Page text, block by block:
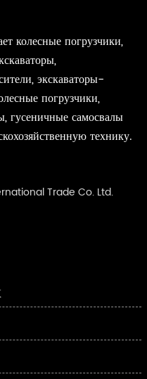
колесные погрузчики,
экскаваторы-
погрузчики,
гусеничные самосвалы
технику.
Trade Co. Ltd.